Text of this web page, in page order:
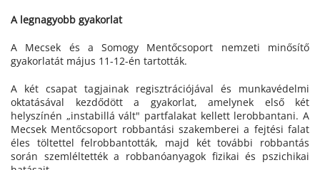
A legnagyobb gyakorlat
A Mecsek és a Somogy Mentőcsoport nemzeti minősítő
gyakorlatát május 11-12-én tartották.
A két csapat tagjainak regisztrációjával és munkavédelmi
oktatásával kezdődött a gyakorlat, amelynek első két
helyszínén „instabillá vált" partfalakat kellett lerobbantani. A
Mecsek Mentőcsoport robbantási szakemberei a fejtési falat
éles töltettel felrobbantották, majd két további robbantás
során szemléltették a robbanóanyagok fizikai és pszichikai